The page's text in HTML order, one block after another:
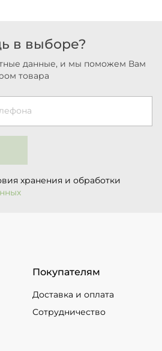
в выборе?
данные, и мы поможем Вам
товара
хранения и обработки
Покупателям
Доставка и оплата
Сотрудничество